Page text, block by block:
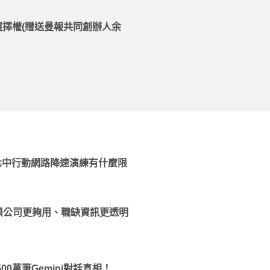
權(贈送曼報共同創辦人余
行動網路降速演練有什麼限
司更夠用、職缺資訊更透明